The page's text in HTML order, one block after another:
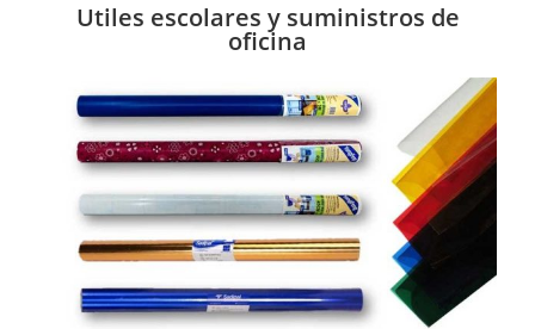
Utiles escolares y suministros de
oficina